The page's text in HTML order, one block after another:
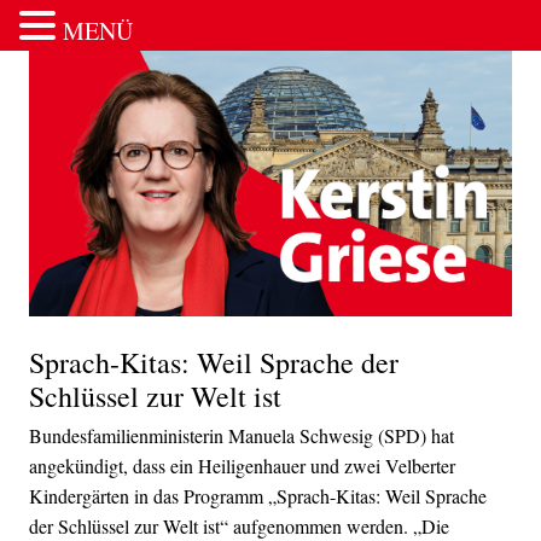
Zum Inhalt springen
Sprach-Kitas: Weil Sprache der
Schlüssel zur Welt ist
Bundesfamilienministerin Manuela Schwesig (SPD) hat
angekündigt, dass ein Heiligenhauer und zwei Velberter
Kindergärten in das Programm „Sprach-Kitas: Weil Sprache
der Schlüssel zur Welt ist“ aufgenommen werden. „Die
MENÜ